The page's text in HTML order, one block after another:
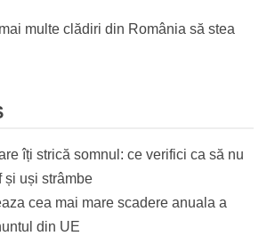
multe clădiri din România să stea
îți strică somnul: ce verifici ca să nu
și uși strâmbe
cea mai mare scadere anuala a
din UE